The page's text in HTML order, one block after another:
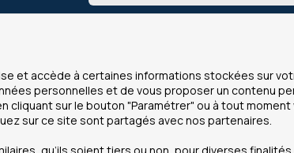
et accède à certaines informations stockées sur
personnelles et de vous proposer un contenu
sur le bouton "Paramétrer" ou à tout moment
sur ce site sont partagés avec nos partenaires.
notre
INFOS
Cookies